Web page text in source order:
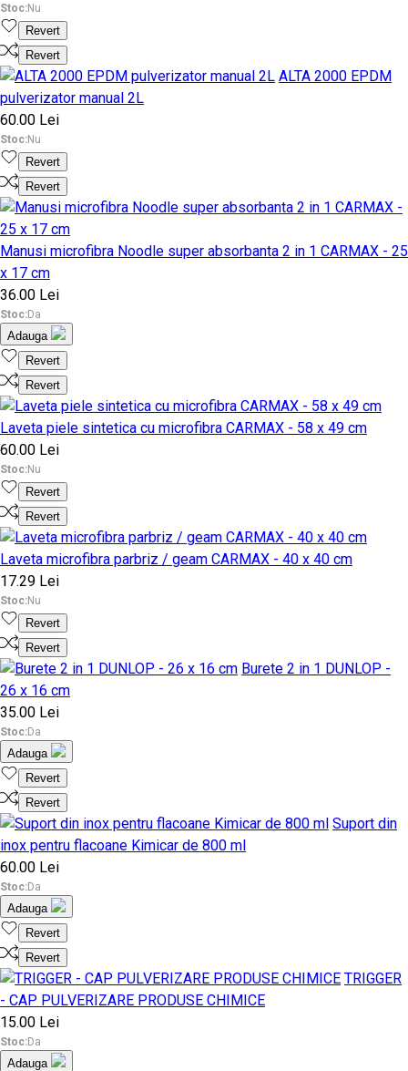
Stoc:Nu
Revert
Revert
ALTA 2000 EPDM
pulverizator manual 2L
60.00 Lei
Stoc:Nu
Revert
Revert
Manusi microfibra Noodle super absorbanta 2 in 1 CARMAX - 25
x 17 cm
36.00 Lei
Stoc:Da
Adauga
Revert
Revert
Laveta piele sintetica cu microfibra CARMAX - 58 x 49 cm
60.00 Lei
Stoc:Nu
Revert
Revert
Laveta microfibra parbriz / geam CARMAX - 40 x 40 cm
17.29 Lei
Stoc:Nu
Revert
Revert
Burete 2 in 1 DUNLOP -
26 x 16 cm
35.00 Lei
Stoc:Da
Adauga
Revert
Revert
Suport din
inox pentru flacoane Kimicar de 800 ml
60.00 Lei
Stoc:Da
Adauga
Revert
Revert
TRIGGER
- CAP PULVERIZARE PRODUSE CHIMICE
15.00 Lei
Stoc:Da
Adauga